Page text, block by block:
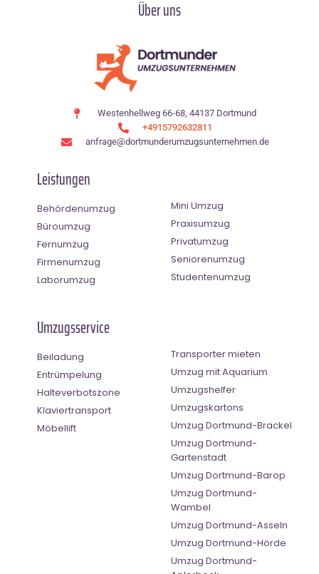
Über uns
Westenhellweg 66-68, 44137 Dortmund
+4915792632811
anfrage@dortmunderumzugsunternehmen.de
Leistungen
Behördenumzug
Büroumzug
Fernumzug
Firmenumzug
Laborumzug
Mini Umzug
Praxisumzug
Privatumzug
Seniorenumzug
Studentenumzug
Umzugsservice
Beiladung
Entrümpelung
Halteverbotszone
Klaviertransport
Möbellift
Transporter mieten
Umzug mit Aquarium
Umzugshelfer
Umzugskartons
Umzug Dortmund-Brackel
Umzug Dortmund-
Gartenstadt
Umzug Dortmund-Barop
Umzug Dortmund-
Wambel
Umzug Dortmund-Asseln
Umzug Dortmund-Hörde
Umzug Dortmund-